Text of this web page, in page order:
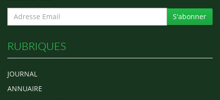
S'abonner
RUBRIQUES
JOURNAL
ANNUAIRE